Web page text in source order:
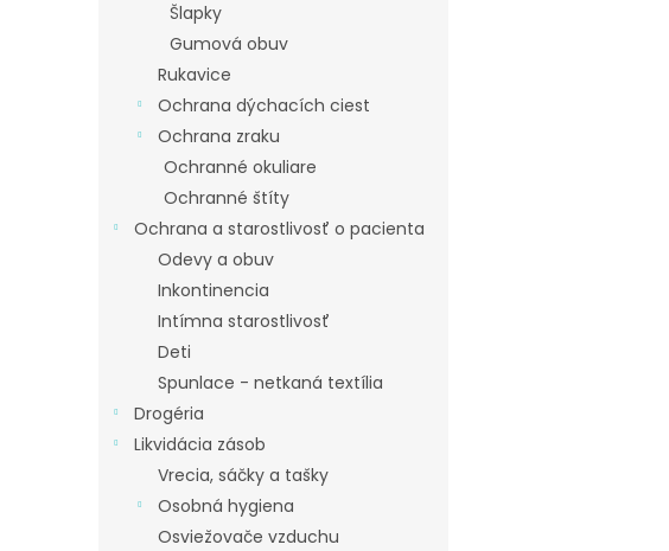
Šlapky
Gumová obuv
Rukavice
Ochrana dýchacích ciest
Ochrana zraku
Ochranné okuliare
Ochranné štíty
Ochrana a starostlivosť o pacienta
Odevy a obuv
Inkontinencia
Intímna starostlivosť
Deti
Spunlace - netkaná textília
Drogéria
Likvidácia zásob
Vrecia, sáčky a tašky
Osobná hygiena
Osviežovače vzduchu